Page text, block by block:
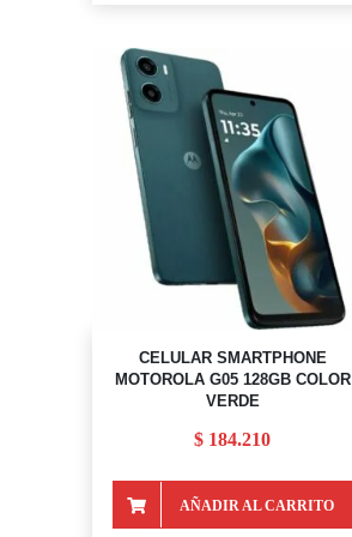
CELULAR SMARTPHONE
MOTOROLA G05 128GB COLOR
VERDE
$ 184.210
AÑADIR AL CARRITO